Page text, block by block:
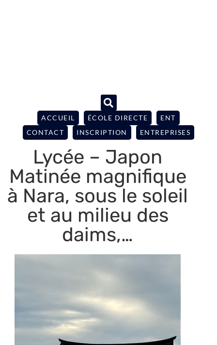
ACCUEIL ÉCOLE DIRECTE
ENT
CONTACT
INSCRIPTION ENTREPRISES
Lycée – Japon
Matinée magnifique
à Nara, sous le soleil
et au milieu des
daims,…